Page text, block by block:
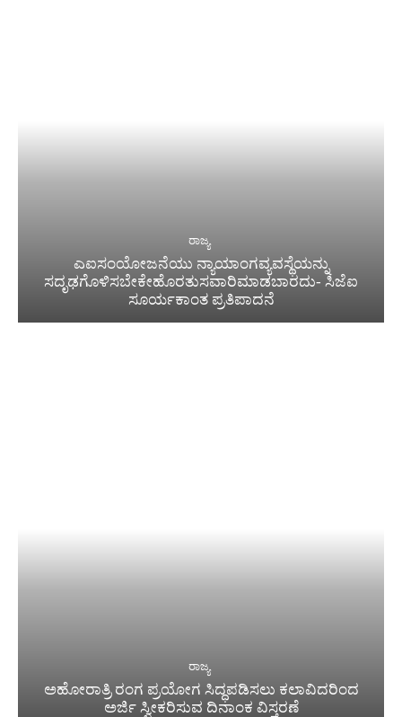
ರಾಜ್ಯ
ಎಐಸಂಯೋಜನೆಯು ನ್ಯಾಯಾಂಗವ್ಯವಸ್ಥೆಯನ್ನು
ಸದೃಢಗೊಳಿಸಬೇಕೇಹೊರತುಸವಾರಿಮಾಡಬಾರದು- ಸಿಜೆಐ
ಸೂರ್ಯಕಾಂತ ಪ್ರತಿಪಾದನೆ
ರಾಜ್ಯ
ಅಹೋರಾತ್ರಿ ರಂಗ ಪ್ರಯೋಗ ಸಿದ್ಧಪಡಿಸಲು ಕಲಾವಿದರಿಂದ
ಅರ್ಜಿ ಸ್ವೀಕರಿಸುವ ದಿನಾಂಕ ವಿಸ್ತರಣೆ